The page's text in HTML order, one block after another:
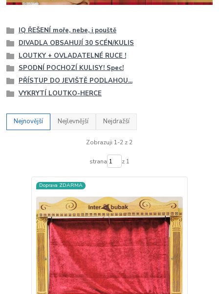
IQ ŘEŠENÍ moře, nebe, i pouště
DIVADLA OBSAHUJÍ 30 SCÉN/KULIS
LOUTKY + OVLADATELNÉ RUCE !
SPODNÍ POCHOZÍ KULISY! Spec!
PŘÍSTUP DO JEVIŠTĚ PODLAHOU...
VYKRYTÍ LOUTKO-HERCE
Nejnovější Nejlevnější Nejdražší
Zobrazuji 1-2 z 2
strana z 1
Doprava ZDARMA